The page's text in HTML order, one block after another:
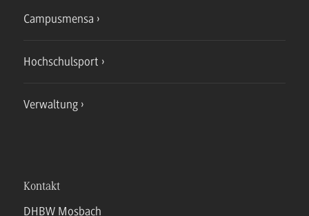
Campusmensa
Hochschulsport
Verwaltung
Kontakt
DHBW Mosbach